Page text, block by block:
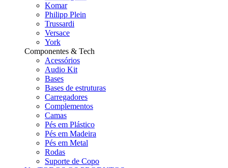
Komar
Philipp Plein
Trussardi
Versace
York
Componentes & Tech
Acessórios
Audio Kit
Bases
Bases de estruturas
Carregadores
Complementos
Camas
Pés em Plástico
Pés em Madeira
Pés em Metal
Rodas
Suporte de Copo